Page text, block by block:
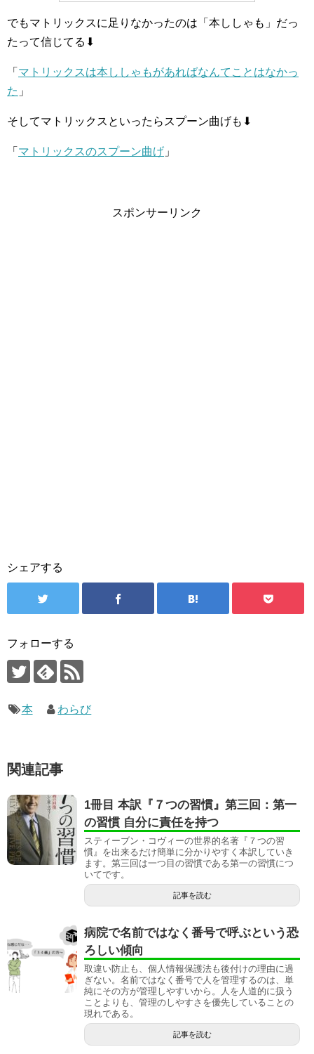
でもマトリックスに足りなかったのは「本ししゃも」だっ
たって信じてる⬇
「 マトリックスは本ししゃもがあればなんてことはなかっ
た 」
そしてマトリックスといったらスプーン曲げも⬇
「 マトリックスのスプーン曲げ 」
スポンサーリンク
シェアする
フォローする
本 わらび
関連記事
1冊目 本訳『７つの習慣』第三回：第一
の習慣 自分に責任を持つ
スティーブン・コヴィーの世界的名著『７つの習
慣』を出来るだけ簡単に分かりやすく本訳していき
ます。第三回は一つ目の習慣である第一の習慣につ
いてです。
記事を読む
病院で名前ではなく番号で呼ぶという恐
ろしい傾向
取違い防止も、個人情報保護法も後付けの理由に過
ぎない。名前ではなく番号で人を管理するのは、単
純にその方が管理しやすいから。人を人道的に扱う
ことよりも、管理のしやすさを優先していることの
現れである。
記事を読む